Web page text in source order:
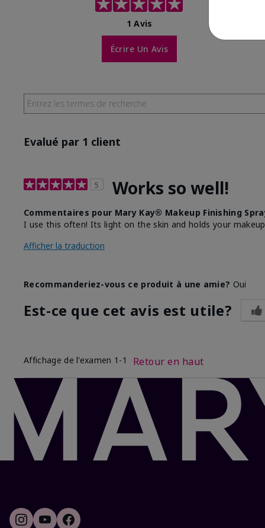
1 Avis
Écrire Un Avis
Evalué par 1 client
5 Works so well!
Commentaires pour Mary Kay® Makeup Finishing
I use this often! Its light on the skin and holds your
Afficher la traduction
Recommanderiez-vous ce produit à une amie? Oui
Est-ce que cet avis est utile?
Affichage de l'examen 1-1 Retour en haut